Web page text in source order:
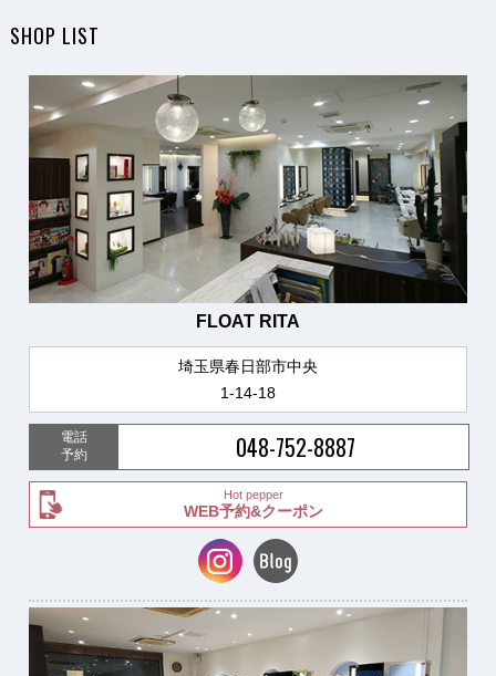
SHOP LIST
FLOAT RITA
埼玉県春日部市中央
1-14-18
電話
予約
048-752-8887
Hot pepper
WEB予約&クーポン